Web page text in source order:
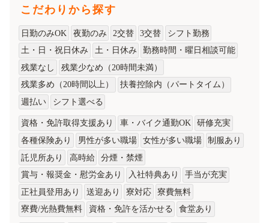
こだわりから探す
日勤のみOK 夜勤のみ 2交替 3交替
シフト勤務
土・日・祝日休み
土・日休み
勤務時間・曜日相談可能
残業なし
残業少なめ（20時間未満）
残業多め（20時間以上）
扶養控除内（パートタイム）
週払い
シフト選べる
資格・免許取得支援あり 車・バイク通勤OK
研修充実
各種保険あり
男性が多い職場 女性が多い職場
制服あり
託児所あり
高時給
分煙・禁煙
賞与・報奨金・慰労金あり
入社特典あり
手当が充実
正社員登用あり
送迎あり 寮対応
寮費無料
寮費/光熱費無料
資格・免許を活かせる 食堂あり